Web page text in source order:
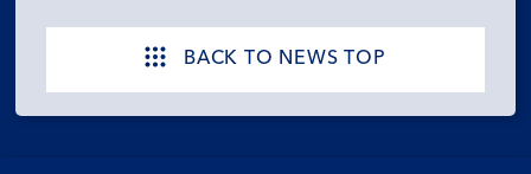
BACK TO NEWS TOP